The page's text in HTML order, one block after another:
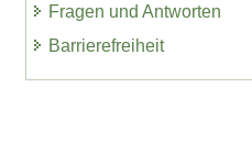
Fragen und Antworten
Barrierefreiheit